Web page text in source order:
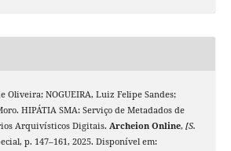
Oliveira; NOGUEIRA, Luiz Felipe Sandes;
HIPÁTIA SMA: Serviço de Metadados de
Arquivísticos Digitais. Archeion Online, [S.
p. 147–161, 2025. Disponível em: